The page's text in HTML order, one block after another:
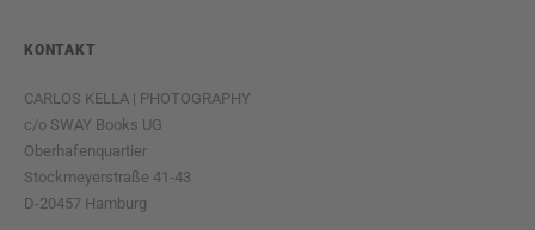
KONTAKT
CARLOS KELLA | PHOTOGRAPHY
c/o SWAY Books UG
Oberhafenquartier
Stockmeyerstraße 41-43
D-20457 Hamburg